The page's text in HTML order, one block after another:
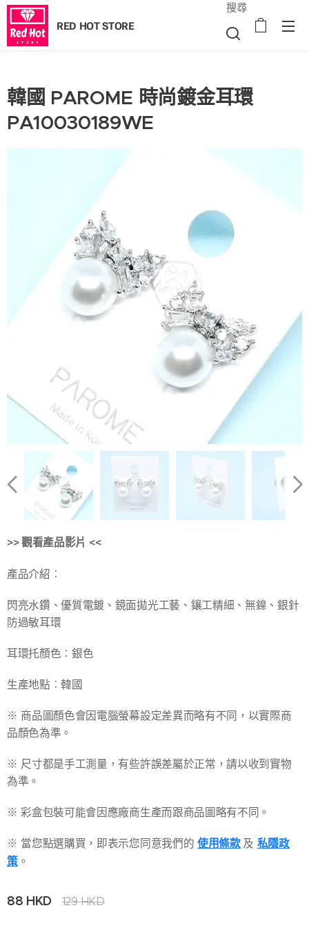
RED HOT STORE
搜尋
韓國 PAROME 時尚鍍金耳環
PA10030189WE
>> 觀看產品影片 <<
產品介紹︰
閃亮水鑽、優質電鍍、鏡面拋光工藝、鑲工精細、無鎳、銀針
防過敏耳環
耳環托顏色︰銀色
生產地點︰韓國
※ 商品圖顏色會因電腦螢幕設定差異而略有不同，以實際商
品顏色為準。
※ 尺寸都是手工測量，有些許誤差屬於正常，請以收到實物
為準。
※ 彩盒包裝可能會因應廠商生產而跟商品圖略有不同。
※ 當您點選購買，即表示您同意我們的 使用條款 及 私隱政
策。
88 HKD 129HKD